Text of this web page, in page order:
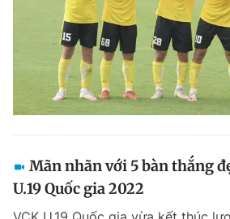
Mãn nhãn với 5 bàn thắng
U.19 Quốc gia 2022